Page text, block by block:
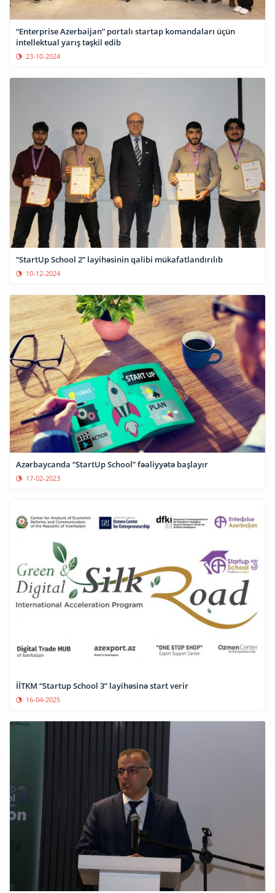
“Enterprise Azerbaijan” portalı startap komandaları üçün
intellektual yarış təşkil edib
23-10-2024
“StartUp School 2” layihəsinin qalibi mükafatlandırılıb
10-12-2024
Azərbaycanda “StartUp School” fəaliyyətə başlayır
17-02-2023
İİTKM “Startup School 3” layihəsinə start verir
16-04-2025